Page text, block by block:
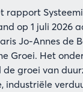
rapport
op 1 juli 2026
Jo-Annes de
Groei. Het
de groei van
industriële